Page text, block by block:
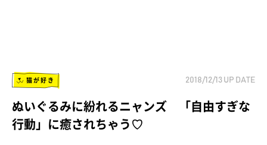
猫が好き 2018/12/13 UP DATE
ぬいぐるみに紛れるニャンズ 「自由すぎな
行動」に癒されちゃう♡